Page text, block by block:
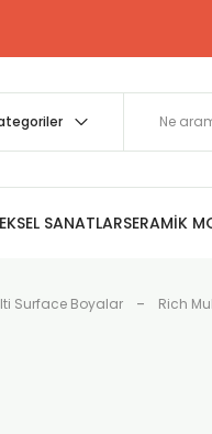
SANATLARSERAMİK
Surface Boyalar Rich